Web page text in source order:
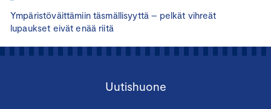
Ympäristöväittämiin täsmällisyyttä – pelkät vihreät
lupaukset eivät enää riitä
Uutishuone